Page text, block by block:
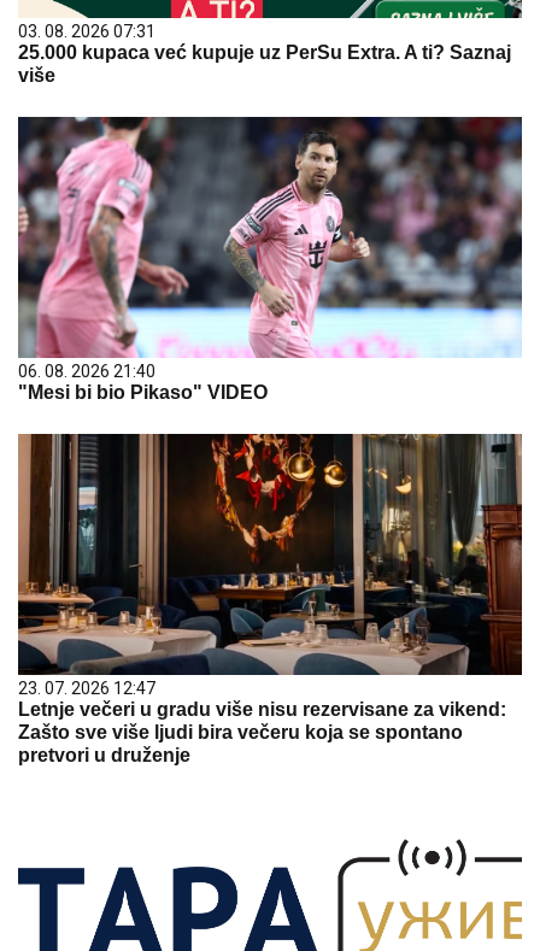
03. 08. 2026 07:31
25.000 kupaca već kupuje uz PerSu Extra. A ti? Saznaj
više
06. 08. 2026 21:40
"Mesi bi bio Pikaso" VIDEO
23. 07. 2026 12:47
Letnje večeri u gradu više nisu rezervisane za vikend:
Zašto sve više ljudi bira večeru koja se spontano
pretvori u druženje